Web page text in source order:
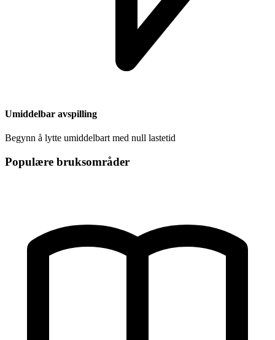
Umiddelbar avspilling
Begynn å lytte umiddelbart med null lastetid
Populære bruksområder